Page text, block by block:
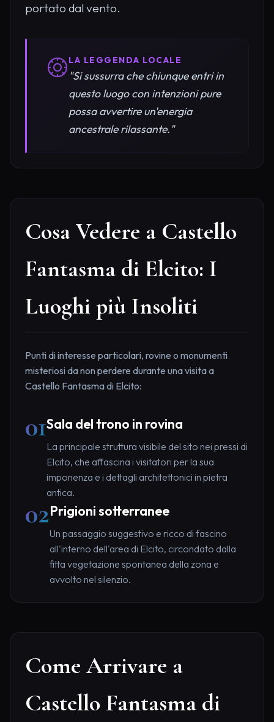
portato dal vento.
LA LEGGENDA LOCALE
"Si sussurra che chiunque entri in
questo luogo con intenzioni pure
possa avvertire un'energia
ancestrale rilassante."
Cosa Vedere a Castello
Fantasma di Elcito: I
Luoghi più Insoliti
Punti di interesse particolari, rovine o monumenti
misteriosi da non perdere durante una visita a
Castello Fantasma di Elcito:
01Sala del trono in rovina
La principale struttura visibile del sito nei pressi di
Elcito, che affascina i visitatori per la sua
imponenza e i dettagli architettonici in pietra
antica.
02Prigioni sotterranee
Un passaggio suggestivo e ricco di fascino
all'interno dell'area di Elcito, circondato dalla
fitta vegetazione spontanea della zona e
avvolto nel silenzio.
Come Arrivare a
Castello Fantasma di